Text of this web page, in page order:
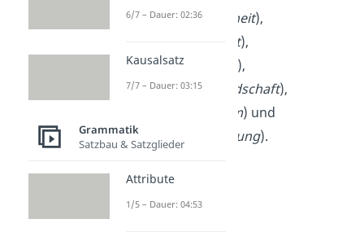
-heit (Gesund heit),
keit),
-nis(Hinder
),
-schaft(Freundschaft),
tum) und
-ung
ung).
6/7 – Dauer: 02:36
Kausalsatz
7/7 – Dauer: 03:15
Grammatik
Satzbau & Satzglieder
Attribute
1/5 – Dauer: 04:53